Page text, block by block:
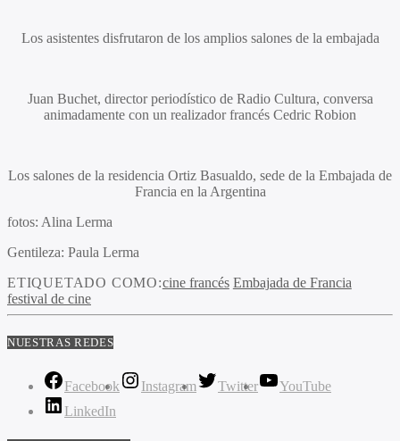
Los asistentes disfrutaron de los amplios salones de la embajada
Juan Buchet, director periodístico de Radio Cultura, conversa
animadamente con un realizador francés Cedric Robion
Los salones de la residencia Ortiz Basualdo, sede de la Embajada de
Francia en la Argentina
fotos: Alina Lerma
Gentileza: Paula Lerma
ETIQUETADO COMO:cine francés Embajada de Francia
festival de cine
NUESTRAS REDES
Facebook Instagram Twitter
YouTube
LinkedIn